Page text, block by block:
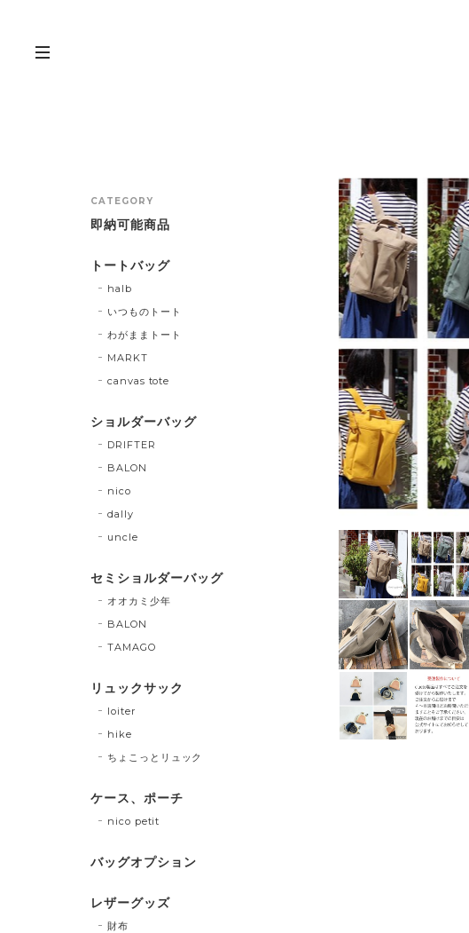
CATEGORY
即納可能商品
トートバッグ
halb
いつものトート
わがままトート
MARKT
canvas tote
ショルダーバッグ
DRIFTER
BALON
nico
dally
uncle
セミショルダーバッグ
オオカミ少年
BALON
TAMAGO
リュックサック
loiter
hike
ちょこっとリュック
ケース、ポーチ
nico petit
バッグオプション
レザーグッズ
財布